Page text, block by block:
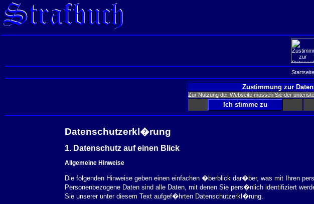
Startseite
Zustimmung zur
Zur Nutzung der Webseite müssen Sie der
Datenschutzerkl�rung
1. Datenschutz auf einen Blick
Allgemeine Hinweise
Die folgenden Hinweise geben einen einfachen �berblick dar�ber, was mit Ihren
Personenbezogene Daten sind alle Daten, mit denen Sie pers�nlich identifiziert
Sie unserer unter diesem Text aufgef�hrten Datenschutzerkl�rung.